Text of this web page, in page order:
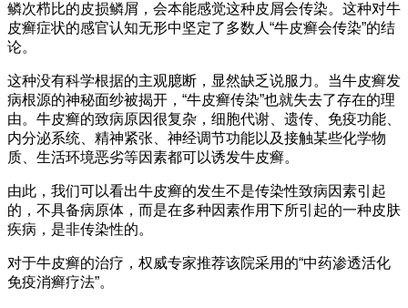
鳞次栉比的皮损鳞屑，会本能感觉这种皮屑会传染。这种对牛
皮癣症状的感官认知无形中坚定了多数人“牛皮癣会传染”的结
论。
这种没有科学根据的主观臆断，显然缺乏说服力。当牛皮癣发
病根源的神秘面纱被揭开，“牛皮癣传染”也就失去了存在的理
由。牛皮癣的致病原因很复杂，细胞代谢、遗传、免疫功能、
内分泌系统、精神紧张、神经调节功能以及接触某些化学物
质、生活环境恶劣等因素都可以诱发牛皮癣。
由此，我们可以看出牛皮癣的发生不是传染性致病因素引起
的，不具备病原体，而是在多种因素作用下所引起的一种皮肤
疾病，是非传染性的。
对于牛皮癣的治疗，权威专家推荐该院采用的“中药渗透活化
免疫消癣疗法”。